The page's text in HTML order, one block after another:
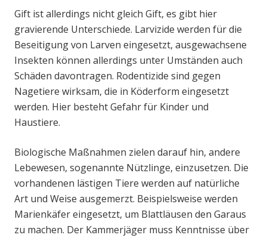
Gift ist allerdings nicht gleich Gift, es gibt hier
gravierende Unterschiede. Larvizide werden für die
Beseitigung von Larven eingesetzt, ausgewachsene
Insekten können allerdings unter Umständen auch
Schäden davontragen. Rodentizide sind gegen
Nagetiere wirksam, die in Köderform eingesetzt
werden. Hier besteht Gefahr für Kinder und
Haustiere.
Biologische Maßnahmen zielen darauf hin, andere
Lebewesen, sogenannte Nützlinge, einzusetzen. Die
vorhandenen lästigen Tiere werden auf natürliche
Art und Weise ausgemerzt. Beispielsweise werden
Marienkäfer eingesetzt, um Blattläusen den Garaus
zu machen. Der Kammerjäger muss Kenntnisse über